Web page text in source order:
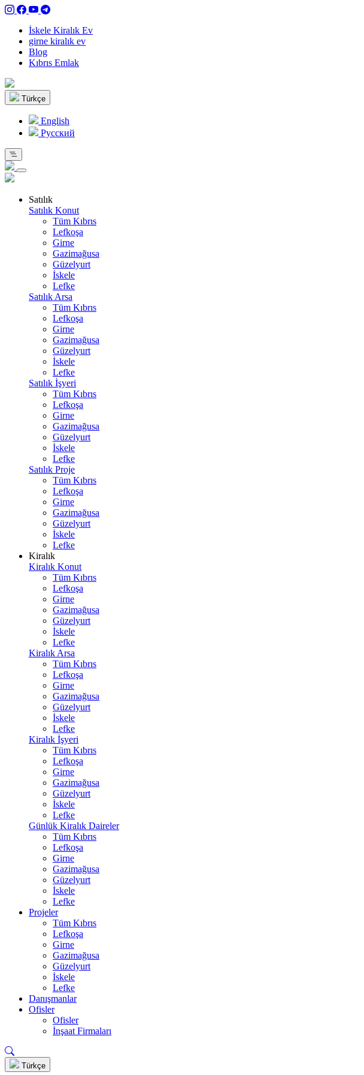
İskele Kiralık Ev
girne kiralık ev
Blog
Kıbrıs Emlak
Türkçe
English
Pусский
Satılık
Satılık Konut
Tüm Kıbrıs
Lefkoşa
Girne
Gazimağusa
Güzelyurt
İskele
Lefke
Satılık Arsa
Tüm Kıbrıs
Lefkoşa
Girne
Gazimağusa
Güzelyurt
İskele
Lefke
Satılık İşyeri
Tüm Kıbrıs
Lefkoşa
Girne
Gazimağusa
Güzelyurt
İskele
Lefke
Satılık Proje
Tüm Kıbrıs
Lefkoşa
Girne
Gazimağusa
Güzelyurt
İskele
Lefke
Kiralık
Kiralık Konut
Tüm Kıbrıs
Lefkoşa
Girne
Gazimağusa
Güzelyurt
İskele
Lefke
Kiralık Arsa
Tüm Kıbrıs
Lefkoşa
Girne
Gazimağusa
Güzelyurt
İskele
Lefke
Kiralık İşyeri
Tüm Kıbrıs
Lefkoşa
Girne
Gazimağusa
Güzelyurt
İskele
Lefke
Günlük Kiralık Daireler
Tüm Kıbrıs
Lefkoşa
Girne
Gazimağusa
Güzelyurt
İskele
Lefke
Projeler
Tüm Kıbrıs
Lefkoşa
Girne
Gazimağusa
Güzelyurt
İskele
Lefke
Danışmanlar
Ofisler
Ofisler
İnşaat Firmaları
Türkçe